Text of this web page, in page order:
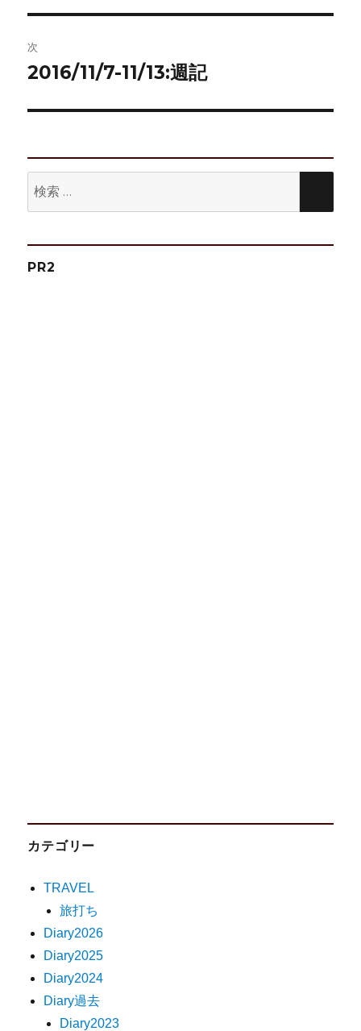
ビ
ゲ
ー
シ
ン
稿:
次
次
投
2016/11/7-11/13:週記
索
PR2
カテゴリー
TRAVEL
旅打ち
Diary2026
Diary2025
Diary2024
Diary過去
Diary2023